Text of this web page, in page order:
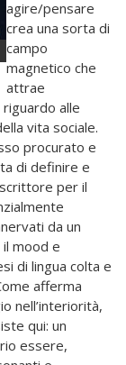
agire/pensare
crea una sorta di
campo
magnetico che
attrae
alle
vita sociale.
procurato e
di definire e
per il
da un
mood e
di lingua colta e
afferma
nell’interiorità,
qui: un
essere,